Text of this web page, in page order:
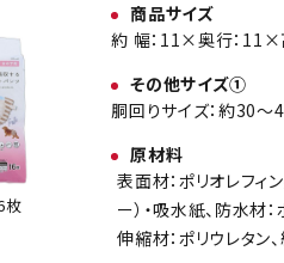
枚
商品サイズ
約 幅：11×奥行：11×
その他サイズ①
胴回りサイズ：約30～
原材料
表面材：ポリオレフィ
ー）・吸水紙、防水材
伸縮材：ポリウレタン